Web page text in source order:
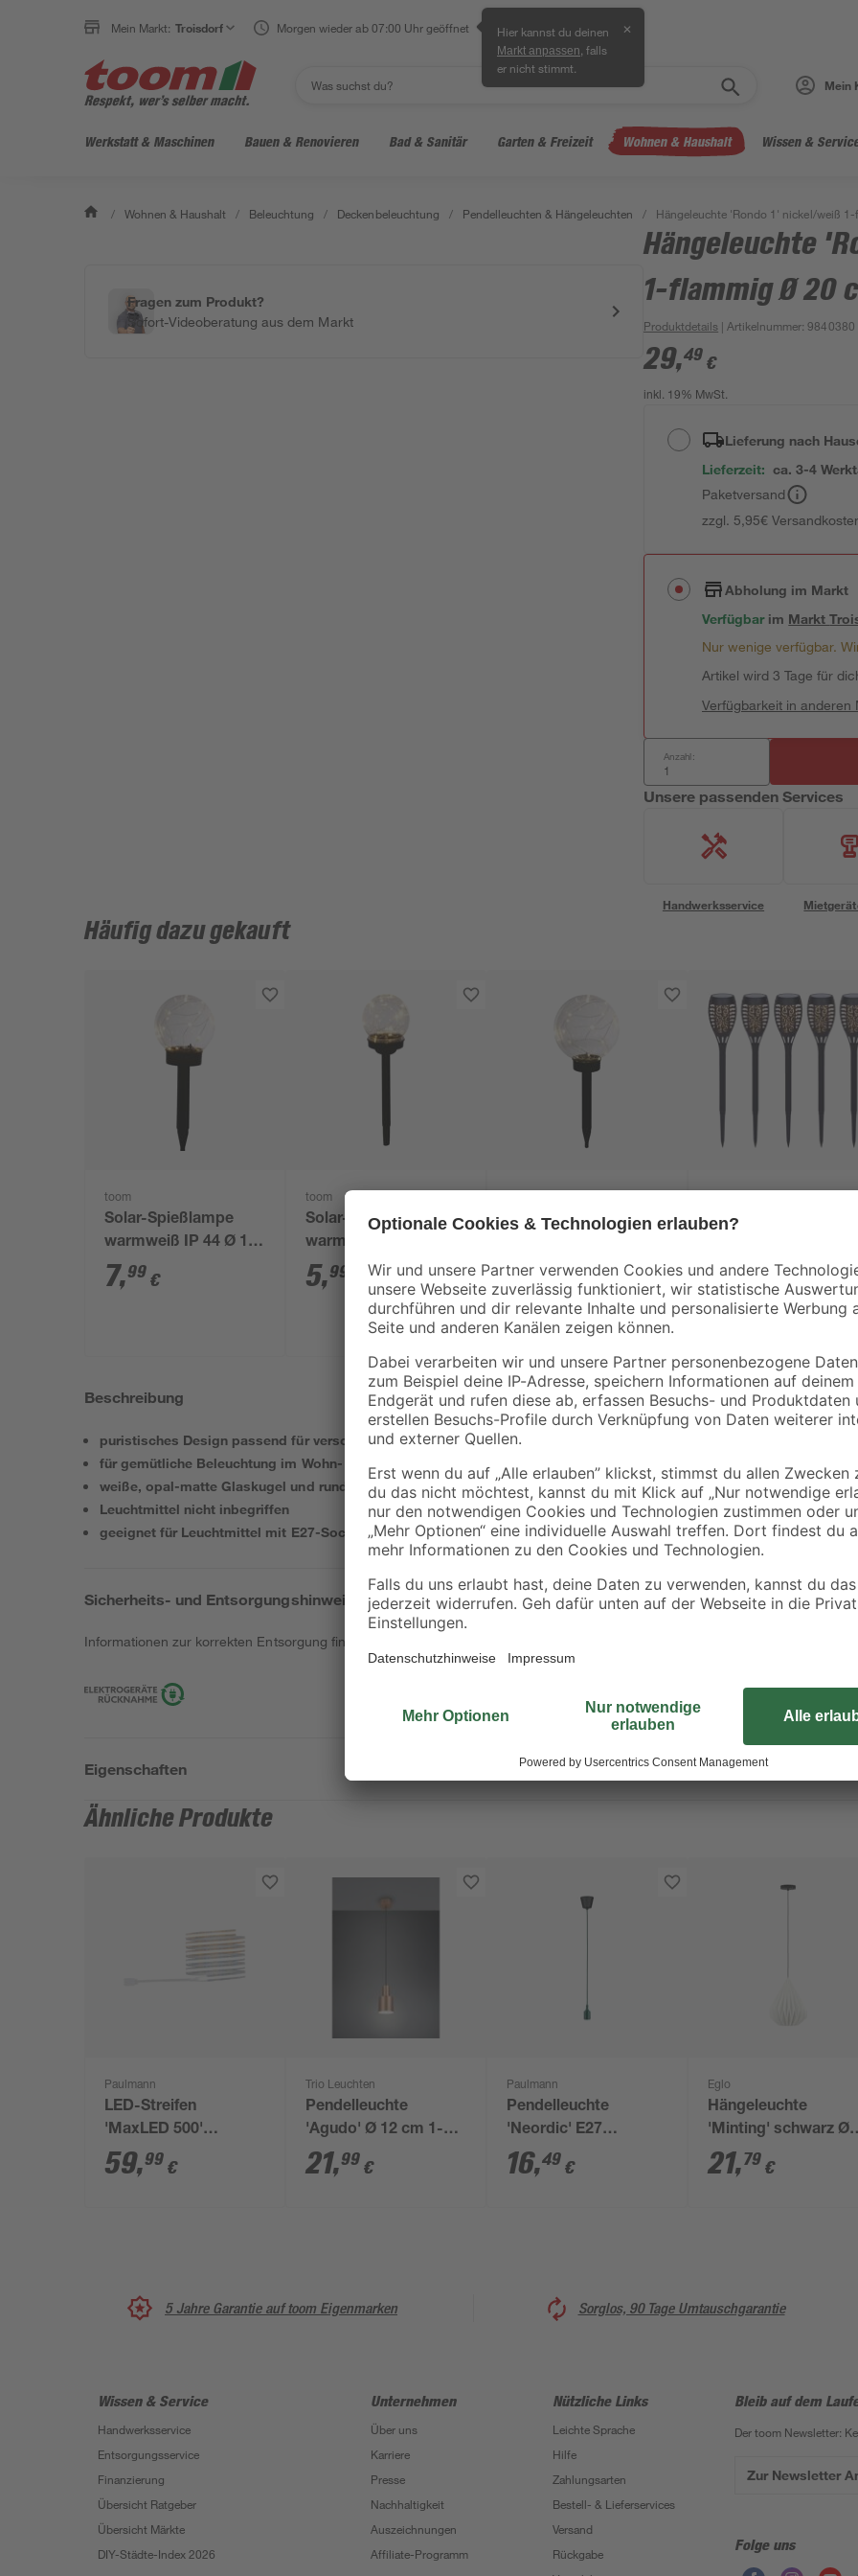
Mein Markt: Troisdorf Morgen wieder ab 07:00 Uhr geöffnet Hier kannst du deinen
Markt anpassen , falls
er nicht stimmt.
✕
Mein
Werkstatt & Maschinen Bauen & Renovieren Bad & Sanitär Garten & Freizeit Wohnen & Haushalt Wissen &
/ Wohnen & Haushalt / Beleuchtung / Deckenbeleuchtung / Pendelleuchten & Hängeleuchten / Hängeleuchte 'Rondo 1' nickel/weiß
Fragen zum Produkt?
Sofort-Videoberatung aus dem Markt
Hängeleuchte
1-flammig Ø 20
Produktdetails | Artikelnummer:9840380
29,49 €
inkl. 19% MwSt.
Lieferung nach
Lieferzeit: ca. 3-4
Paketversand
zzgl. 5,95€
Abholung im Markt
Verfügbar im Markt
Nur wenige verfügbar.
Artikel wird 3 Tage für
Verfügbarkeit in anderen
Anzahl:
Unsere passenden Services
Handwerksservice
Häufig dazu gekauft
toom
Solar-Spießlampe
warmweiß IP 44 Ø 15
x 44 cm
7,99 €
toom
Solar-Spießlampe
warmweiß IP 44 Ø 10
x 39 cm
5,99
Solar-Spießlampe
x 54,5 cm
12,99€
Solar-
warmweiß IP 44 7,5
43 cm 5 Stück
14,99€
Beschreibung
puristisches Design passend für verschiedene Einrichtungsstile
für gemütliche Beleuchtung im Wohn- oder Esszimmer
weiße, opal-matte Glaskugel und runder, nickel-matter Metallbaldachin
Leuchtmittel nicht inbegriffen
geeignet für Leuchtmittel mit E27-Sockel
Die Pendelleuchte RONDO
einem runden, nickel-matten
sich mit ihrem puristischen
eine gemütliche Beleuchtung im
Leuchtmittel ist nicht im
Leuchtmittel mit E27-Sockel.
Sicherheits- und Entsorgungshinweise
Informationen zur korrekten Entsorgung findest du
Eigenschaften
Ähnliche Produkte
Paulmann
LED-Streifen
'MaxLED 500'
chromfarben 1,5 m 10
W
59,99 €
Trio Leuchten
Pendelleuchte
'Agudo' Ø 12 cm 1-
flammig beige
21,99 €
Paulmann
Pendelleuchte
'Neordic' E27
grün/schwarz 218 cm
16,49 €
Eglo
Hängeleuchte
'Minting' schwarz Ø
31 x 110 cm
21,79 €
5 Jahre Garantie auf toom Eigenmarken Sorglos, 90 Tage Umtauschgarantie
Wissen & Service
Handwerksservice
Entsorgungsservice
Finanzierung
Übersicht Ratgeber
Übersicht Märkte
DIY-Städte-Index 2026
Unternehmen
Über uns
Karriere
Presse
Nachhaltigkeit
Auszeichnungen
Affiliate-Programm
Nützliche Links
Leichte Sprache
Hilfe
Zahlungsarten
Bestell- & Lieferservices
Versand
Rückgabe
Bleib auf dem
Der toom Newsletter:
Zur Newsletter
Folge uns